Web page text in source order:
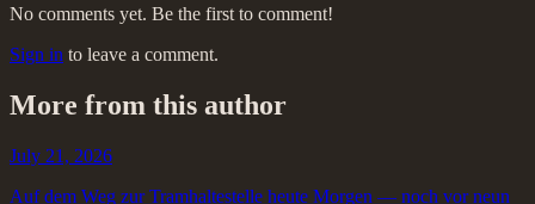
No comments yet. Be the first to comment!
Sign in to leave a comment.
More from this author
July 21, 2026
Auf dem Weg zur Tramhaltestelle heute Morgen — noch vor neun